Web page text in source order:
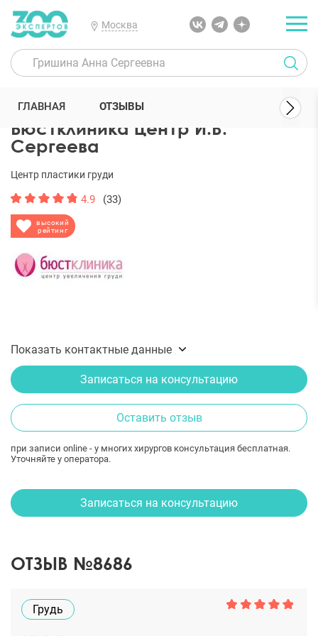
Москва
300 Экспертов Клиники Бюстклиника центр И.В. Сергеева
Бюстклиника центр И.В.
Сергеева
высокий
рейтинг
Центр пластики груди
4.9 (33)
Показать контактные данные
Записаться на консультацию
Оставить отзыв
при записи online - у многих хирургов консультация бесплатная.
Уточняйте у оператора.
ГЛАВНАЯ ОТЗЫВЫ
Записаться на консультацию
ОТЗЫВ №8686
Грудь